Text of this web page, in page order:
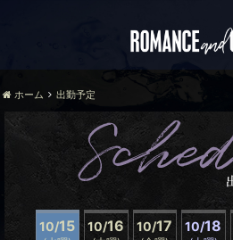
ホーム 出勤予定
10/15 10/16 10/17 10/18